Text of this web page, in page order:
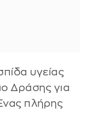
υγείας
Δράσης για
πλήρης